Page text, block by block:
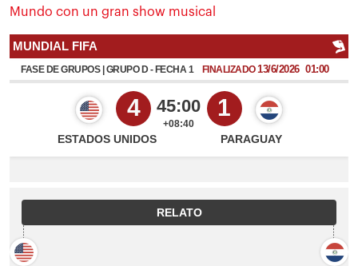
Mundo con un gran show musical